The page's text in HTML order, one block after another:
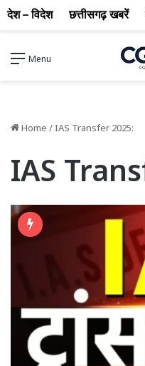
Menu
Home /IAS Transfer 2025:
IAS
देश – विदेश छत्तीसगढ़ खबरें